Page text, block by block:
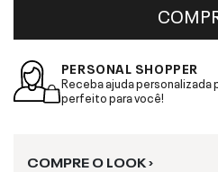
PERSONAL SHOPPER
Receba ajuda personalizada
perfeito para você!
COMPRE O LOOK ›